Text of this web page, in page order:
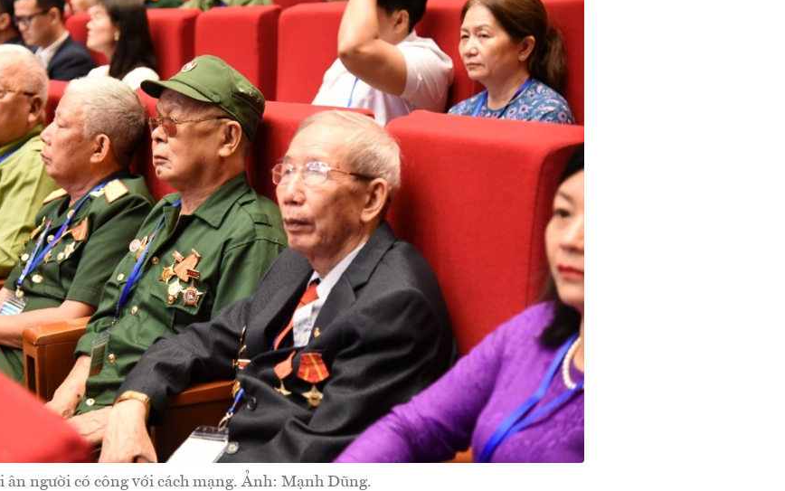
ân người có công với cách mạng. Ảnh: Mạnh Dũng.